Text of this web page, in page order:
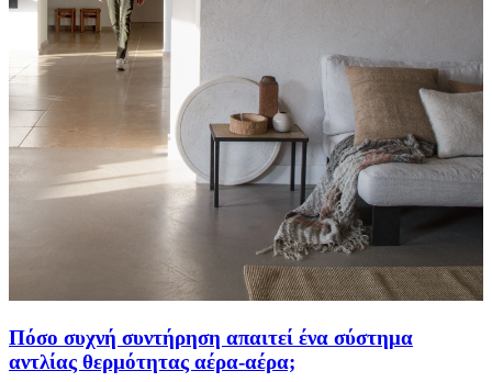
Πόσο συχνή συντήρηση απαιτεί ένα σύστημα
αντλίας θερμότητας αέρα-αέρα;